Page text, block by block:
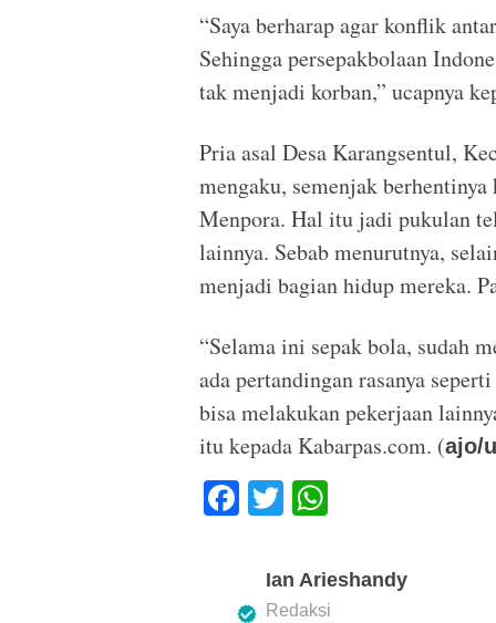
“Saya berharap agar konflik
Sehingga persepakbolaan
tak menjadi korban,” ucapnya
Pria asal Desa Karangsentul,
mengaku, semenjak
Menpora. Hal itu jadi pukulan
lainnya. Sebab menurutnya,
menjadi bagian hidup mereka.
“Selama ini sepak bola, sudah
ada pertandingan rasanya
bisa melakukan pekerjaan
itu kepada Kabarpas.com. (ajo/
F
e
T
tt
er
at
s
Ian Arieshandy
Redaksi